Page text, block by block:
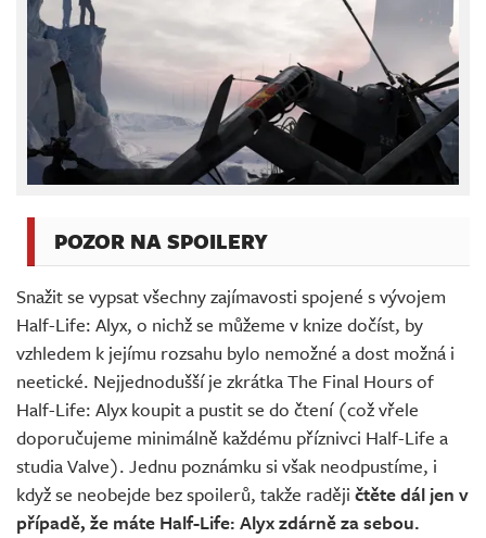
POZOR NA SPOILERY
Snažit se vypsat všechny zajímavosti spojené s vývojem
Half-Life: Alyx, o nichž se můžeme v knize dočíst, by
vzhledem k jejímu rozsahu bylo nemožné a dost možná i
neetické. Nejjednodušší je zkrátka The Final Hours of
Half-Life: Alyx koupit a pustit se do čtení (což vřele
doporučujeme minimálně každému příznivci Half-Life a
studia Valve). Jednu poznámku si však neodpustíme, i
když se neobejde bez spoilerů, takže raději čtěte dál jen v
případě, že máte Half-Life: Alyx zdárně za sebou.